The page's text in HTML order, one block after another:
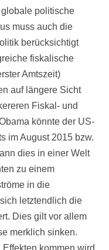
politische
muss auch die
berücksichtigt
fiskalische
Amtszeit)
auf längere Sicht
Fiskal- und
könnte der US-
im August 2015 bzw.
dies in einer Welt
zu einem
in die
letztendlich die
Dies gilt vor allem
merklich sinken.